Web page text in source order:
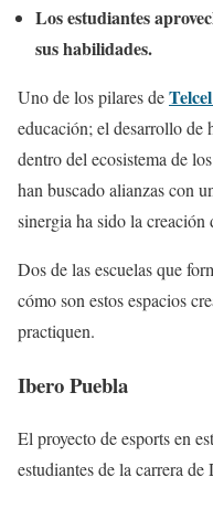
Los estudiantes
sus habilidades.
Uno de los pilares de
educación; el desarrollo de
dentro del ecosistema de
han buscado alianzas con
sinergia ha sido la creación
Dos de las escuelas que
cómo son estos espacios
practiquen.
Ibero Puebla
El proyecto de esports en
estudiantes de la carrera